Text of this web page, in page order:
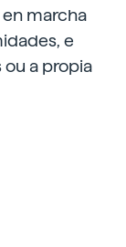
marcha
e
a propia